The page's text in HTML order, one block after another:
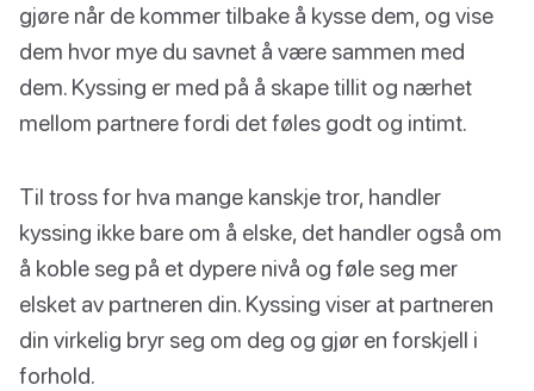
gjøre når de kommer tilbake å kysse dem, og vise
dem hvor mye du savnet å være sammen med
dem. Kyssing er med på å skape tillit og nærhet
mellom partnere fordi det føles godt og intimt.
Til tross for hva mange kanskje tror, handler
kyssing ikke bare om å elske, det handler også om
å koble seg på et dypere nivå og føle seg mer
elsket av partneren din. Kyssing viser at partneren
din virkelig bryr seg om deg og gjør en forskjell i
forhold.